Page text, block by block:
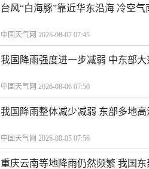
台风“白海豚”靠近华东沿海 冷空
中国天气网 2026-08-07 07:45
我国降雨强度进一步减弱 中东部
中国天气网 2026-08-06 07:50
我国降雨整体减少减弱 东部多地
中国天气网 2026-08-05 07:56
重庆云南等地降雨仍然频繁 我国